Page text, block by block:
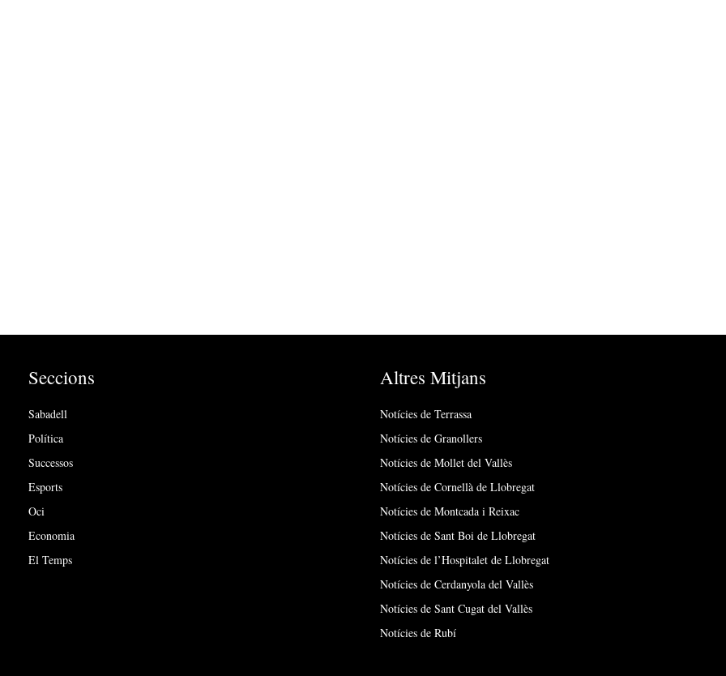
Seccions
Sabadell
Política
Successos
Esports
Oci
Economia
El Temps
Altres Mitjans
Notícies de Terrassa
Notícies de Granollers
Notícies de Mollet del Vallès
Notícies de Cornellà de Llobregat
Notícies de Montcada i Reixac
Notícies de Sant Boi de Llobregat
Notícies de l’Hospitalet de Llobregat
Notícies de Cerdanyola del Vallès
Notícies de Sant Cugat del Vallès
Notícies de Rubí